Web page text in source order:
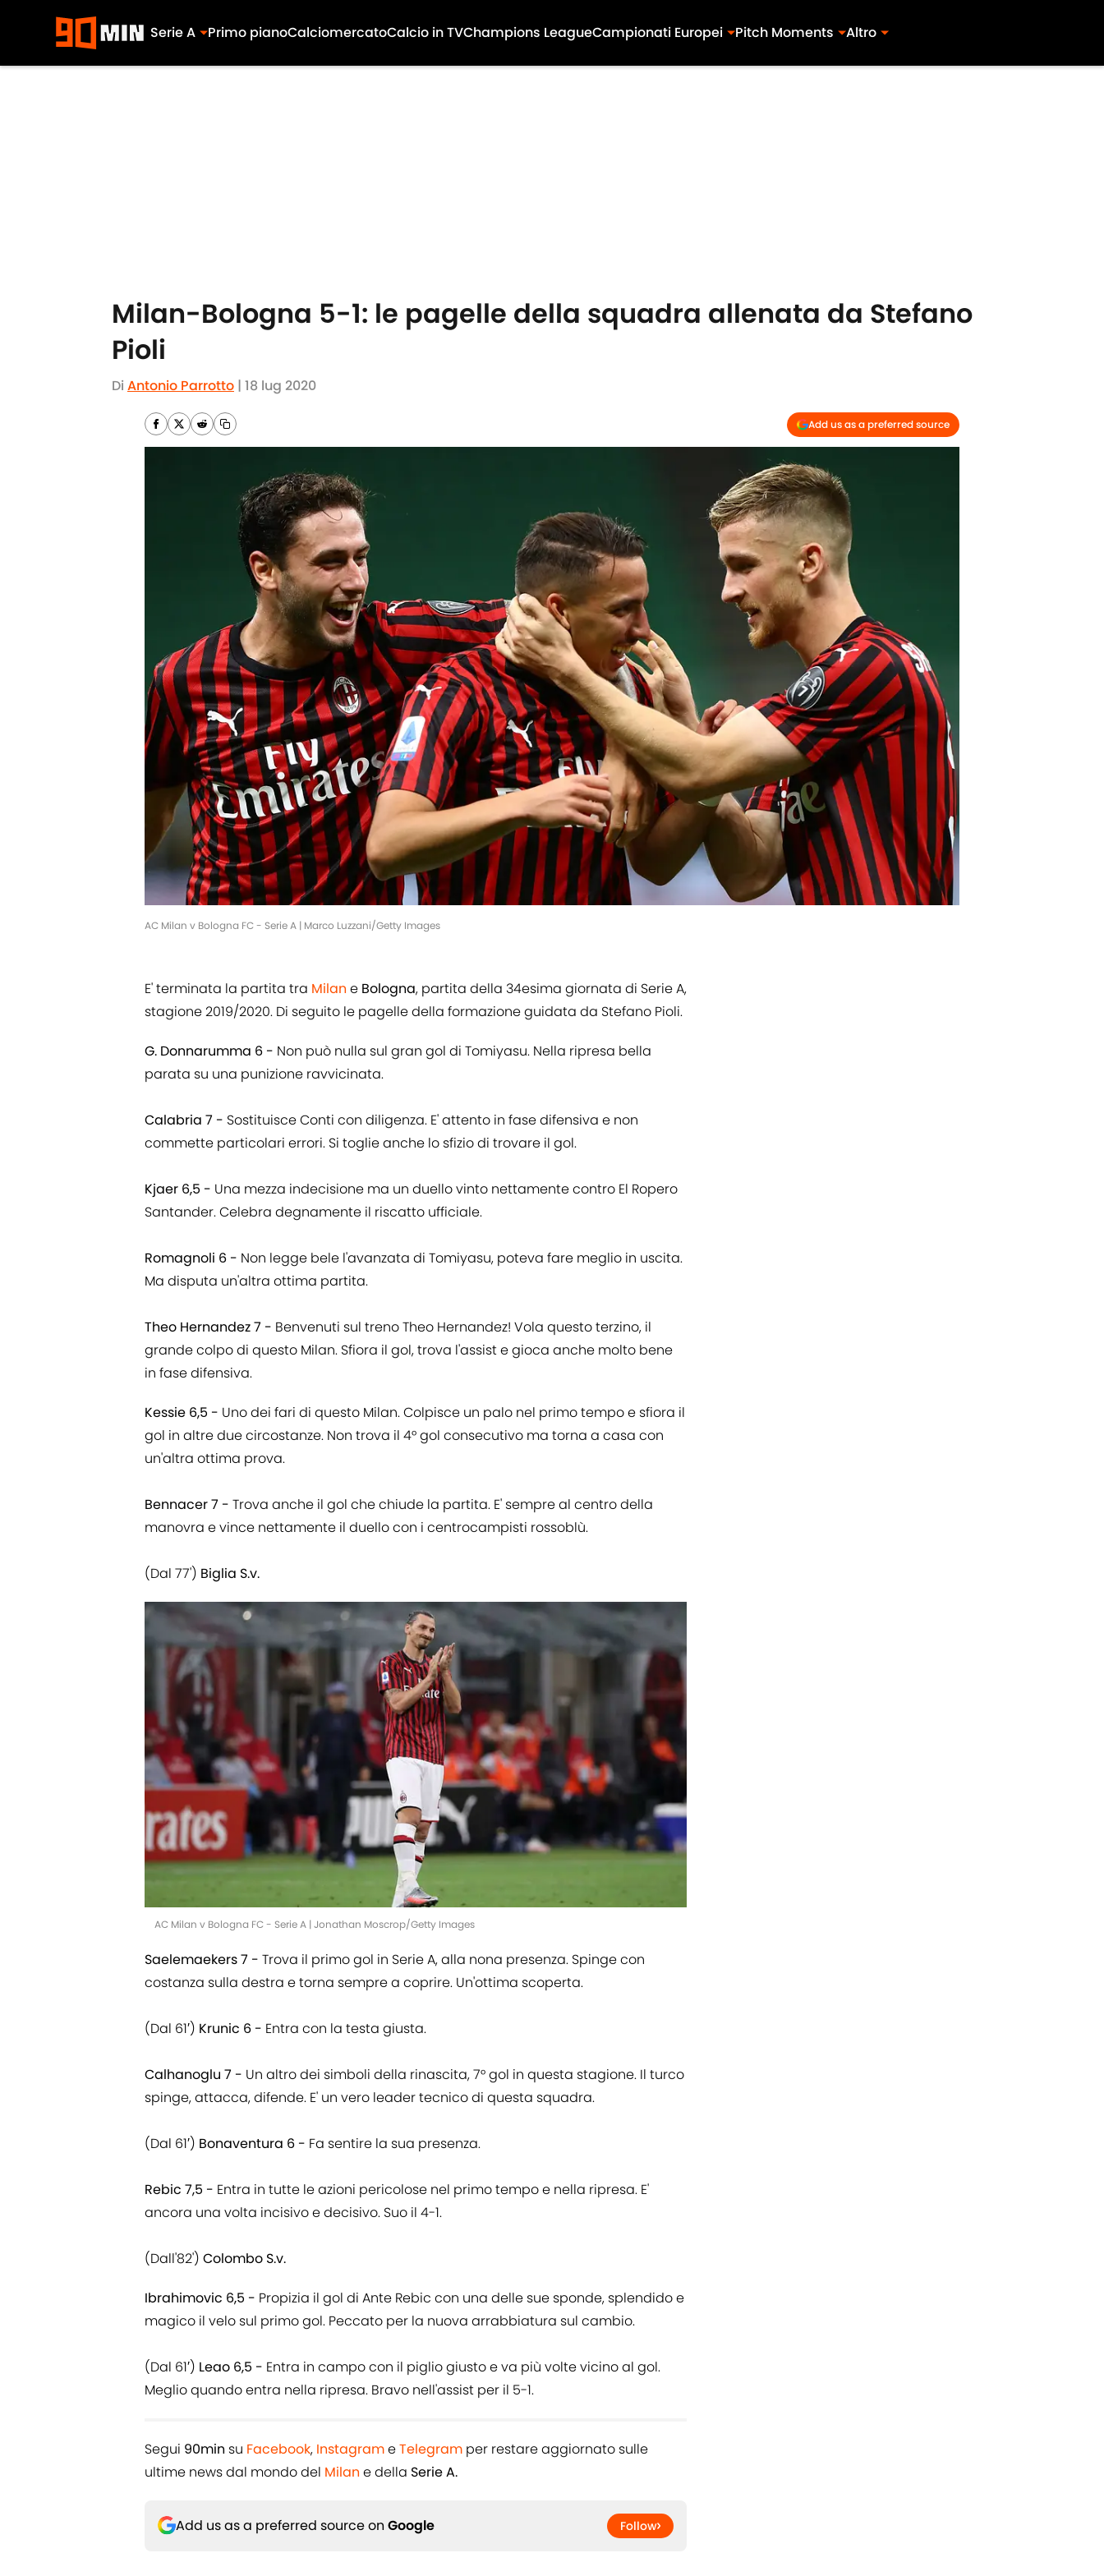
Serie A Primo pianoCalciomercatoCalcio in TVChampions LeagueCampionati Europei Pitch Moments Altro
Milan-Bologna 5-1: le pagelle della squadra allenata da Stefano
Pioli
Di Antonio Parrotto | 18 lug 2020
Add us as a preferred source
AC Milan v Bologna FC - Serie A | Marco Luzzani/Getty Images
E' terminata la partita tra Milan e Bologna, partita della 34esima giornata di Serie A,
stagione 2019/2020. Di seguito le pagelle della formazione guidata da Stefano Pioli.
G. Donnarumma 6 - Non può nulla sul gran gol di Tomiyasu. Nella ripresa bella
parata su una punizione ravvicinata.
Calabria 7 - Sostituisce Conti con diligenza. E' attento in fase difensiva e non
commette particolari errori. Si toglie anche lo sfizio di trovare il gol.
Kjaer 6,5 - Una mezza indecisione ma un duello vinto nettamente contro El Ropero
Santander. Celebra degnamente il riscatto ufficiale.
Romagnoli 6 - Non legge bele l'avanzata di Tomiyasu, poteva fare meglio in uscita.
Ma disputa un'altra ottima partita.
Theo Hernandez 7 - Benvenuti sul treno Theo Hernandez! Vola questo terzino, il
grande colpo di questo Milan. Sfiora il gol, trova l'assist e gioca anche molto bene
in fase difensiva.
Kessie 6,5 - Uno dei fari di questo Milan. Colpisce un palo nel primo tempo e sfiora il
gol in altre due circostanze. Non trova il 4° gol consecutivo ma torna a casa con
un'altra ottima prova.
Bennacer 7 - Trova anche il gol che chiude la partita. E' sempre al centro della
manovra e vince nettamente il duello con i centrocampisti rossoblù.
(Dal 77') Biglia S.v.
AC Milan v Bologna FC - Serie A | Jonathan Moscrop/Getty Images
Saelemaekers 7 - Trova il primo gol in Serie A, alla nona presenza. Spinge con
costanza sulla destra e torna sempre a coprire. Un'ottima scoperta.
(Dal 61′) Krunic 6 - Entra con la testa giusta.
Calhanoglu 7 - Un altro dei simboli della rinascita, 7° gol in questa stagione. Il turco
spinge, attacca, difende. E' un vero leader tecnico di questa squadra.
(Dal 61′) Bonaventura 6 - Fa sentire la sua presenza.
Rebic 7,5 - Entra in tutte le azioni pericolose nel primo tempo e nella ripresa. E'
ancora una volta incisivo e decisivo. Suo il 4-1.
(Dall'82') Colombo S.v.
Ibrahimovic 6,5 - Propizia il gol di Ante Rebic con una delle sue sponde, splendido e
magico il velo sul primo gol. Peccato per la nuova arrabbiatura sul cambio.
(Dal 61′) Leao 6,5 - Entra in campo con il piglio giusto e va più volte vicino al gol.
Meglio quando entra nella ripresa. Bravo nell'assist per il 5-1.
Segui 90min su Facebook, InstagrameTelegram per restare aggiornato sulle
ultime news dal mondo del Milan e della Serie A.
Add us as a preferred source on Google Follow